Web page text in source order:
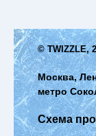
© TWIZZLE,
Москва,
метро
Схема